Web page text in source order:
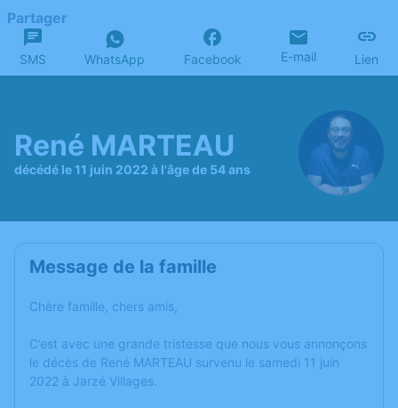
Partager
SMS WhatsApp Facebook E-mail Lien
René MARTEAU
décédé le 11 juin 2022 à l'âge de 54 ans
Message de la famille
Chère famille, chers amis,
C’est avec une grande tristesse que nous vous annonçons
le décès de René MARTEAU survenu le samedi 11 juin
2022 à Jarzé Villages.